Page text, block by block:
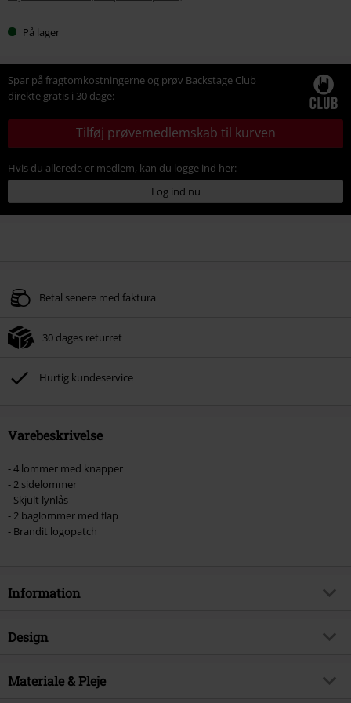
På lager
Spar på fragtomkostningerne og prøv Backstage Club
direkte gratis i 30 dage:
Tilføj prøvemedlemskab til kurven
Hvis du allerede er medlem, kan du logge ind her:
Log ind nu
Betal senere med faktura
30 dages returret
Hurtig kundeservice
Varebeskrivelse
- 4 lommer med knapper
- 2 sidelommer
- Skjult lynlås
- 2 baglommer med flap
- Brandit logopatch
Information
Artikelnr.
Brand
Design
Produkttype
Materiale & Pleje